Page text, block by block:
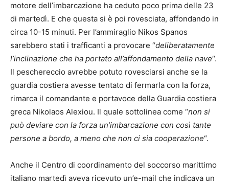
motore dell’imbarcazione ha ceduto poco prima delle 23
di martedì. E che questa si è poi rovesciata, affondando in
circa 10-15 minuti. Per l’ammiraglio Nikos Spanos
sarebbero stati i trafficanti a provocare “deliberatamente
l’inclinazione che ha portato all’affondamento della nave“.
Il peschereccio avrebbe potuto rovesciarsi anche se la
guardia costiera avesse tentato di fermarla con la forza,
rimarca il comandante e portavoce della Guardia costiera
greca Nikolaos Alexiou. Il quale sottolinea come “non si
può deviare con la forza un’imbarcazione con così tante
persone a bordo, a meno che non ci sia cooperazione“.
Anche il Centro di coordinamento del soccorso marittimo
italiano martedì aveva ricevuto un’e-mail che indicava un